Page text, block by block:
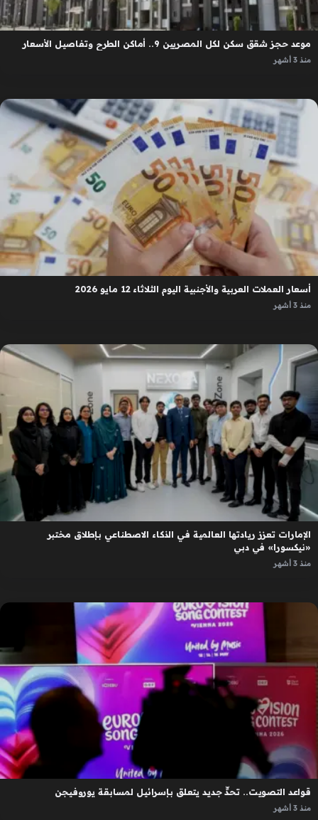
موعد حجز شقق سكن لكل المصريين 9.. أماكن الطرح وتفاصيل الأسعار
منذ 3 أشهر
أسعار العملات العربية والأجنبية اليوم الثلاثاء 12 مايو 2026
منذ 3 أشهر
الإمارات تعزز ريادتها العالمية في الذكاء الاصطناعي بإطلاق مختبر
«نيكسورا» في دبي
منذ 3 أشهر
قواعد التصويت.. تحدٍّ جديد يتعلق بإسرائيل لمسابقة يوروفيجن
منذ 3 أشهر